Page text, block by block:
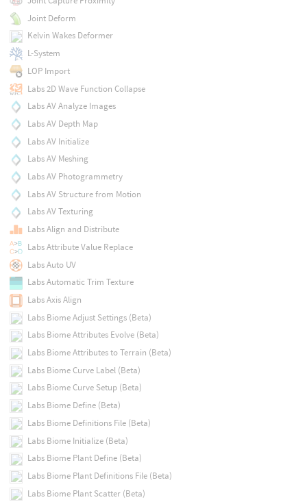
Joint Deform
Kelvin Wakes Deformer
L-System
LOP Import
Labs 2D Wave Function Collapse
Labs AV Analyze Images
Labs AV Depth Map
Labs AV Initialize
Labs AV Meshing
Labs AV Photogrammetry
Labs AV Structure from Motion
Labs AV Texturing
Labs Align and Distribute
Labs Attribute Value Replace
Labs Auto UV
Labs Automatic Trim Texture
Labs Axis Align
Labs Biome Adjust Settings (Beta)
Labs Biome Attributes Evolve (Beta)
Labs Biome Attributes to Terrain (Beta)
Labs Biome Curve Label (Beta)
Labs Biome Curve Setup (Beta)
Labs Biome Define (Beta)
Labs Biome Definitions File (Beta)
Labs Biome Initialize (Beta)
Labs Biome Plant Define (Beta)
Labs Biome Plant Definitions File (Beta)
Labs Biome Plant Scatter (Beta)